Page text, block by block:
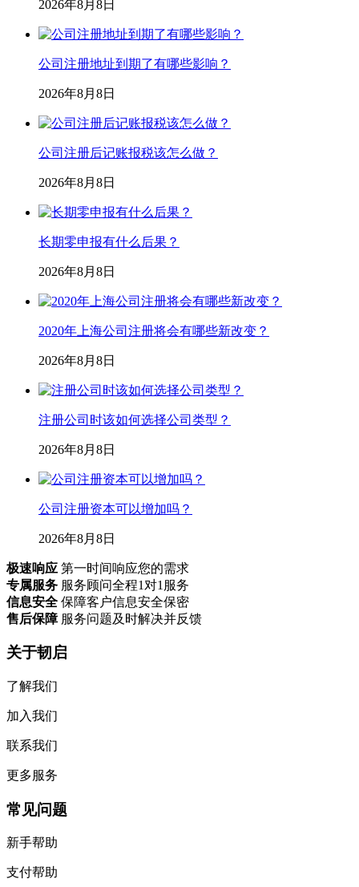
2026年8月8日
公司注册地址到期了有哪些影响？
2026年8月8日
公司注册后记账报税该怎么做？
2026年8月8日
长期零申报有什么后果？
2026年8月8日
2020年上海公司注册将会有哪些新改变？
2026年8月8日
注册公司时该如何选择公司类型？
2026年8月8日
公司注册资本可以增加吗？
2026年8月8日
极速响应 第一时间响应您的需求
专属服务 服务顾问全程1对1服务
信息安全 保障客户信息安全保密
售后保障 服务问题及时解决并反馈
关于韧启
了解我们
加入我们
联系我们
更多服务
常见问题
新手帮助
支付帮助